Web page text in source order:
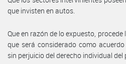
que invisten en autos.
Que en razón de lo expuesto,
que será considerado como
sin perjuicio del derecho individual del